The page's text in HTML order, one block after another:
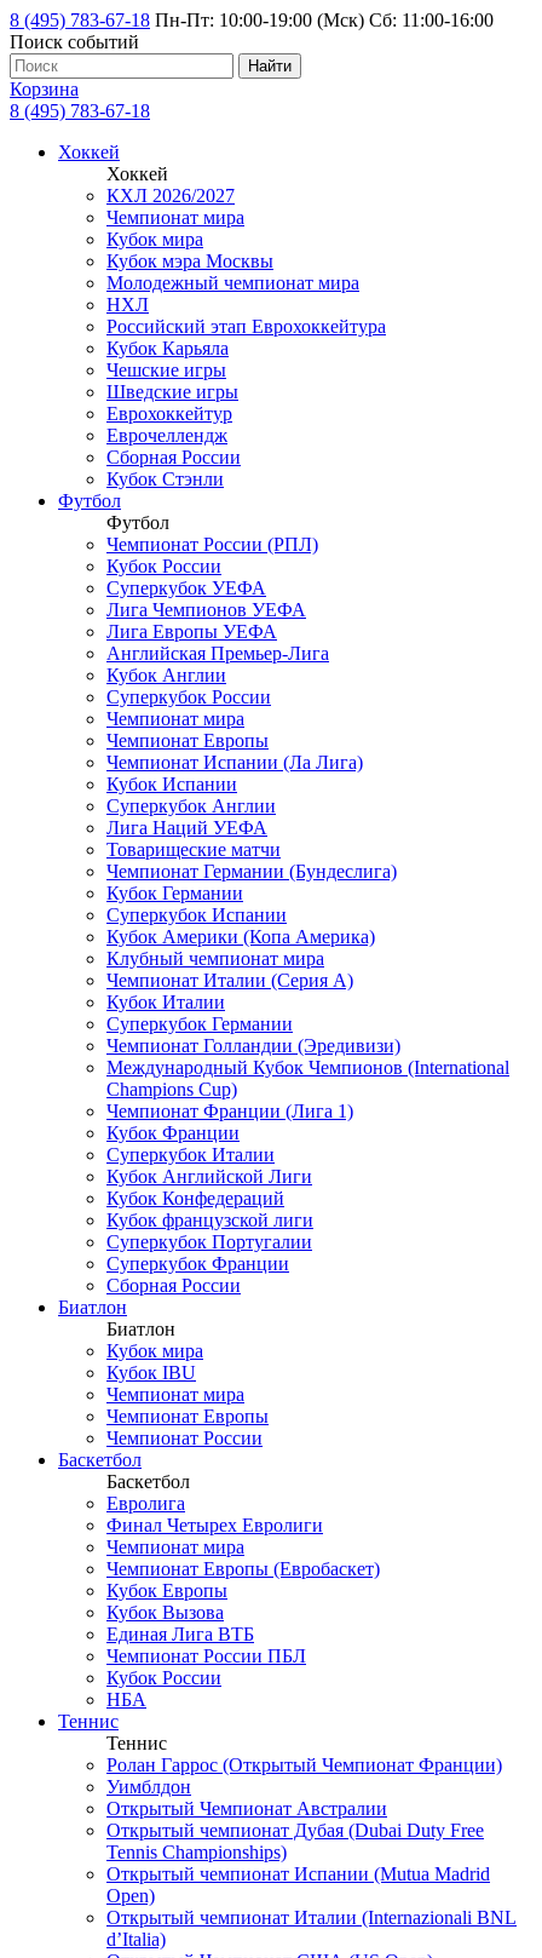
8 (495) 783-67-18 Пн-Пт: 10:00-19:00 (Мск) Сб: 11:00-16:00
Поиск событий
Найти
Корзина
8 (495) 783-67-18
Хоккей
Хоккей
КХЛ 2026/2027
Чемпионат мира
Кубок мира
Кубок мэра Москвы
Молодежный чемпионат мира
НХЛ
Российский этап Еврохоккейтура
Кубок Карьяла
Чешские игры
Шведские игры
Еврохоккейтур
Еврочеллендж
Сборная России
Кубок Стэнли
Футбол
Футбол
Чемпионат России (РПЛ)
Кубок России
Суперкубок УЕФА
Лига Чемпионов УЕФА
Лига Европы УЕФА
Английская Премьер-Лига
Кубок Англии
Суперкубок России
Чемпионат мира
Чемпионат Европы
Чемпионат Испании (Ла Лига)
Кубок Испании
Суперкубок Англии
Лига Наций УЕФА
Товарищеские матчи
Чемпионат Германии (Бундеслига)
Кубок Германии
Суперкубок Испании
Кубок Америки (Копа Америка)
Клубный чемпионат мира
Чемпионат Италии (Серия А)
Кубок Италии
Суперкубок Германии
Чемпионат Голландии (Эредивизи)
Международный Кубок Чемпионов (International
Champions Cup)
Чемпионат Франции (Лига 1)
Кубок Франции
Суперкубок Италии
Кубок Английской Лиги
Кубок Конфедераций
Кубок французской лиги
Суперкубок Португалии
Суперкубок Франции
Сборная России
Биатлон
Биатлон
Кубок мира
Кубок IBU
Чемпионат мира
Чемпионат Европы
Чемпионат России
Баскетбол
Баскетбол
Евролига
Финал Четырех Евролиги
Чемпионат мира
Чемпионат Европы (Евробаскет)
Кубок Европы
Кубок Вызова
Единая Лига ВТБ
Чемпионат России ПБЛ
Кубок России
НБА
Теннис
Теннис
Ролан Гаррос (Открытый Чемпионат Франции)
Уимблдон
Открытый Чемпионат Австралии
Открытый чемпионат Дубая (Dubai Duty Free
Tennis Championships)
Открытый чемпионат Испании (Mutua Madrid
Open)
Открытый чемпионат Италии (Internazionali BNL
d’Italia)